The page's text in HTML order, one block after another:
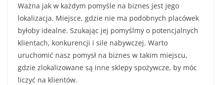
Ważna jak w każdym pomyśle na biznes jest jego
lokalizacja. Miejsce, gdzie nie ma podobnych placówek
byłoby idealne. Szukając jej pomyślmy o potencjalnych
klientach, konkurencji i sile nabywczej. Warto
uruchomić nasz pomysł na biznes w takim miejscu,
gdzie zlokalizowane są inne sklepy spożywcze, by móc
liczyć na klientów.